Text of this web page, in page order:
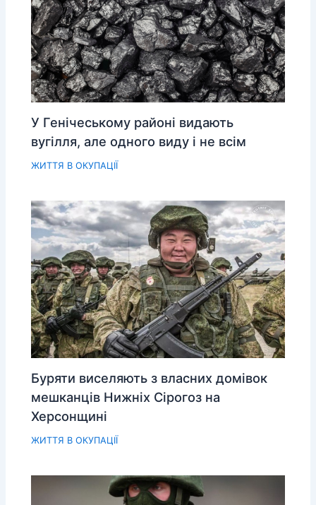
У Генічеському районі видають
вугілля, але одного виду і не всім
ЖИТТЯ В ОКУПАЦІЇ
Буряти виселяють з власних домівок
мешканців Нижніх Сірогоз на
Херсонщині
ЖИТТЯ В ОКУПАЦІЇ